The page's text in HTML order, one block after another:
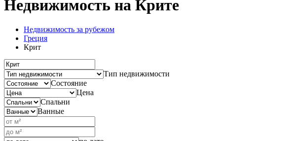
Недвижимость на Крите
Недвижимость за рубежом
Греция
Крит
Тип недвижимости
Состояние
Цена
Спальни
Ванные